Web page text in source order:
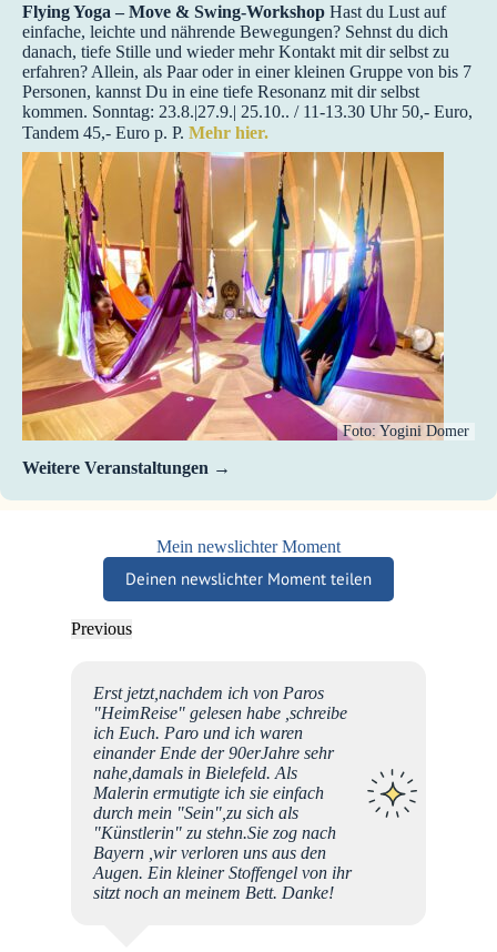
Flying Yoga – Move & Swing-Workshop Hast du Lust auf
einfache, leichte und nährende Bewegungen? Sehnst du dich
danach, tiefe Stille und wieder mehr Kontakt mit dir selbst zu
erfahren? Allein, als Paar oder in einer kleinen Gruppe von bis 7
Personen, kannst Du in eine tiefe Resonanz mit dir selbst
kommen. Sonntag: 23.8.|27.9.| 25.10.. / 11-13.30 Uhr 50,- Euro,
Tandem 45,- Euro p. P. Mehr hier.
Foto: Yogini Domer
Weitere Veranstaltungen
Mein newslichter Moment
Deinen newslichter Moment teilen
Previous
Erst jetzt,nachdem ich von Paros
"HeimReise" gelesen habe ,schreibe
ich Euch. Paro und ich waren
einander Ende der 90erJahre sehr
nahe,damals in Bielefeld. Als
Malerin ermutigte ich sie einfach
durch mein "Sein",zu sich als
"Künstlerin" zu stehn.Sie zog nach
Bayern ,wir verloren uns aus den
Augen. Ein kleiner Stoffengel von ihr
sitzt noch an meinem Bett. Danke!